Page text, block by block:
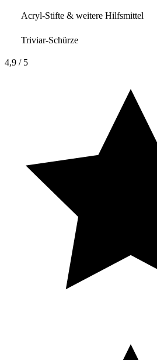
Acryl-Stifte & weitere Hilfsmittel
Triviar-Schürze
4,9 / 5